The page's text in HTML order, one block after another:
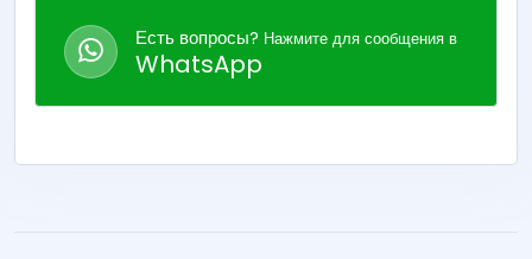
Есть вопросы? Нажмите для сообщения в
WhatsApp